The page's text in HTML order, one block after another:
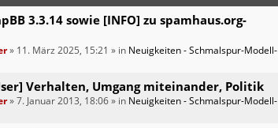
3.3.14 sowie [INFO] zu spamhaus.org-
» 11. März 2025, 15:21 » in Neuigkeiten - Schmalspur-Modell-
Verhalten, Umgang miteinander, Politik
»7. Januar 2013, 18:06» in Neuigkeiten - Schmalspur-Modell-